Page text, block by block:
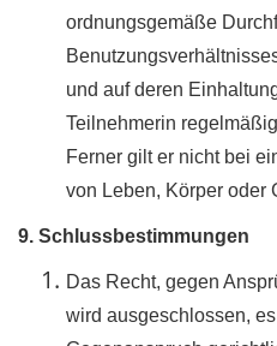
ordnungsgemäße
und auf deren
Teilnehmerin
Ferner gilt er nicht bei
von Leben, Körper oder
9. Schlussbestimmungen
Das Recht, gegen
wird ausgeschlossen,